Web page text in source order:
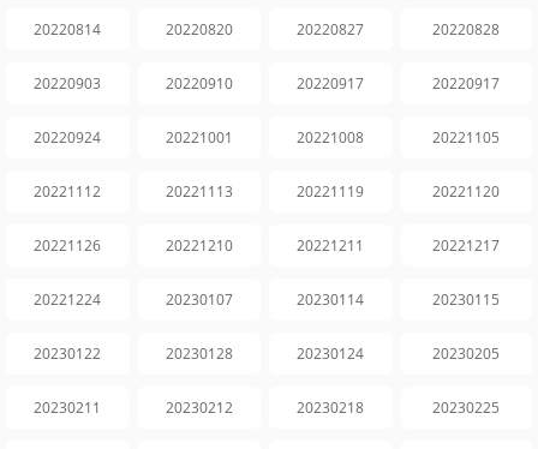
20220814 20220820 20220827 20220828
20220903 20220910 20220917 20220917
20220924 20221001 20221008 20221105
20221112 20221113 20221119 20221120
20221126 20221210 20221211 20221217
20221224 20230107 20230114 20230115
20230122 20230128 20230124 20230205
20230211 20230212 20230218 20230225